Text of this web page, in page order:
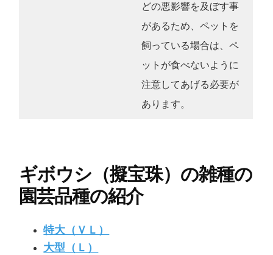
どの悪影響を及ぼす事
があるため、ペットを
飼っている場合は、ペ
ットが食べないように
注意してあげる必要が
あります。
ギボウシ（擬宝珠）の雑種の
園芸品種の紹介
特大（ＶＬ）
大型（Ｌ）